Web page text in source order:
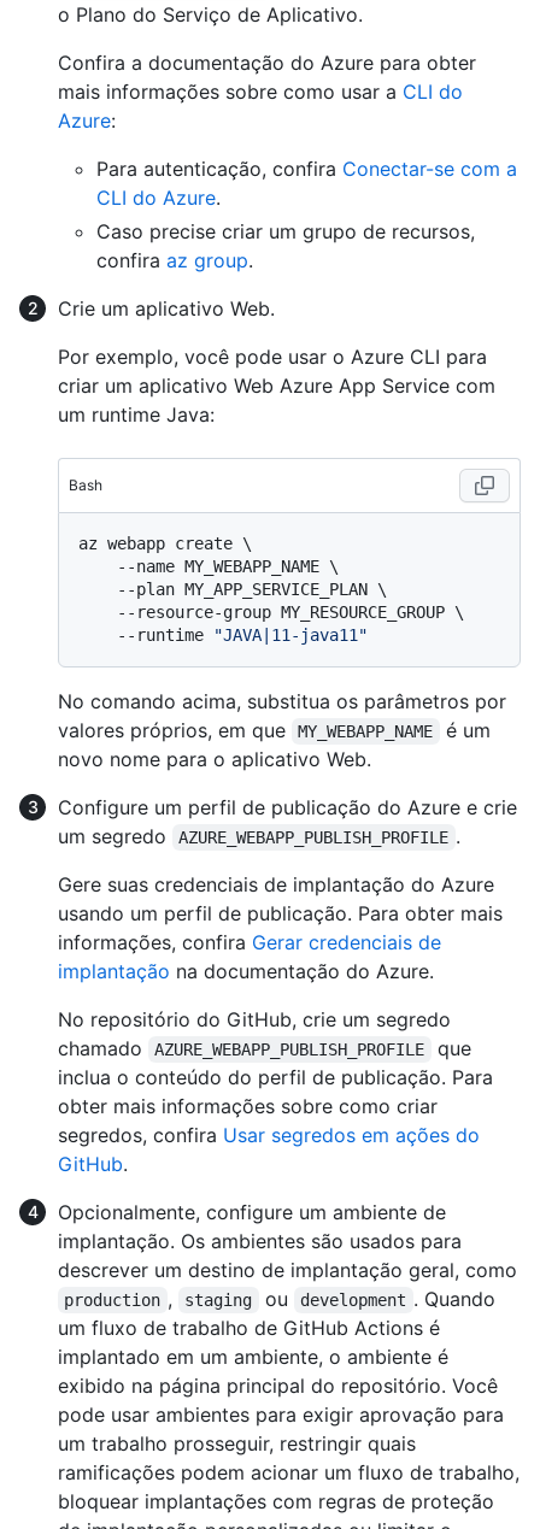
o Plano do Serviço de Aplicativo.
Confira a documentação do Azure para obter
mais informações sobre como usar a CLI do
Azure:
Para autenticação, confira Conectar-se com a
CLI do Azure.
Caso precise criar um grupo de recursos,
confira az group.
Crie um aplicativo Web.
Por exemplo, você pode usar o Azure CLI para
criar um aplicativo Web Azure App Service com
um runtime Java:
Bash
az webapp create \
    --runtime
"JAVA|11-java11"
No comando acima, substitua os parâmetros por
valores próprios, em que
MY_WEBAPP_NAME
é um
novo nome para o aplicativo Web.
Configure um perfil de publicação do Azure e crie
um segredo
AZURE_WEBAPP_PUBLISH_PROFILE .
Gere suas credenciais de implantação do Azure
usando um perfil de publicação. Para obter mais
informações, confira Gerar credenciais de
implantação na documentação do Azure.
No repositório do GitHub, crie um segredo
chamado
AZURE_WEBAPP_PUBLISH_PROFILE
que
inclua o conteúdo do perfil de publicação. Para
obter mais informações sobre como criar
segredos, confira Usar segredos em ações do
GitHub.
Opcionalmente, configure um ambiente de
implantação. Os ambientes são usados para
descrever um destino de implantação geral, como
production , staging ou development . Quando
um fluxo de trabalho de GitHub Actions é
implantado em um ambiente, o ambiente é
exibido na página principal do repositório. Você
pode usar ambientes para exigir aprovação para
um trabalho prosseguir, restringir quais
ramificações podem acionar um fluxo de trabalho,
bloquear implantações com regras de proteção